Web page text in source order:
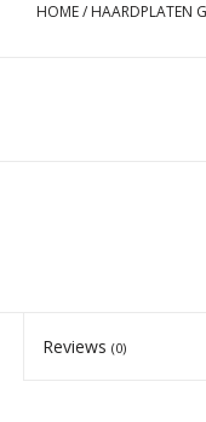
HOME/ HAARDPLATEN
Reviews(0)